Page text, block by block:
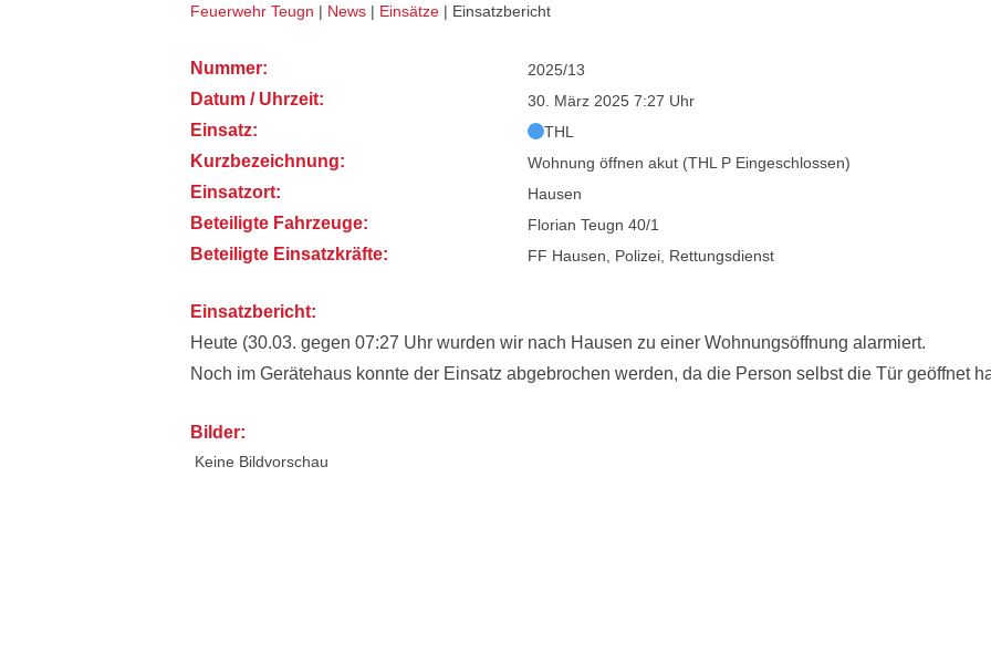
Feuerwehr Teugn | News | Einsätze | Einsatzbericht
Nummer: 2025/13
Datum / Uhrzeit: 30. März 2025 7:27 Uhr
Einsatz: THL
Kurzbezeichnung: Wohnung öffnen akut (THL P Eingeschlossen)
Einsatzort: Hausen
Beteiligte Fahrzeuge: Florian Teugn 40/1
Beteiligte Einsatzkräfte: FF Hausen, Polizei, Rettungsdienst
Einsatzbericht:
Heute (30.03. gegen 07:27 Uhr wurden wir nach Hausen zu einer Wohnungsöffnung alarmiert.
Noch im Gerätehaus konnte der Einsatz abgebrochen werden, da die Person selbst die Tür geöffnet
Bilder:
Keine Bildvorschau